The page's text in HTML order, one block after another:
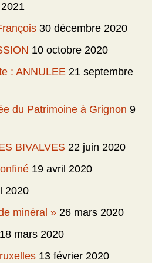
30 décembre 2020
10 octobre 2020
: ANNULEE 21 septembre
du Patrimoine à Grignon 9
BIVALVES 22 juin 2020
19 avril 2020
2020
minéral » 26 mars 2020
18 mars 2020
13 février 2020